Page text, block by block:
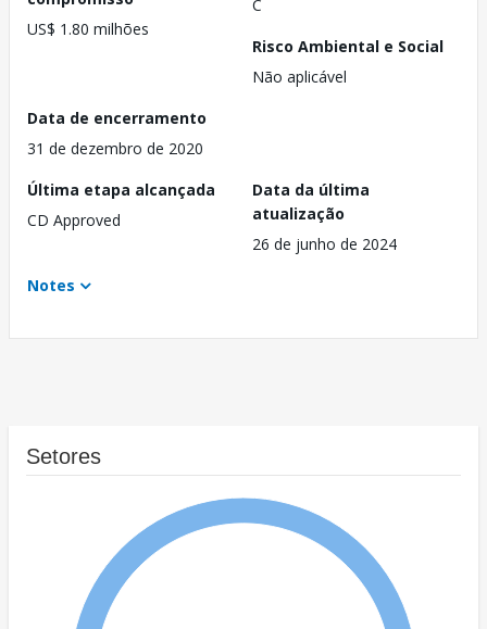
US$ 1.80 milhões
C
Risco Ambiental e Social
Não aplicável
Data de encerramento
31 de dezembro de 2020
Última etapa alcançada
CD Approved
Data da última
atualização
26 de junho de 2024
Notes
Setores